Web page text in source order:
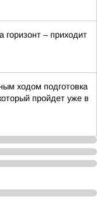
горизонт – приходит
ходом подготовка
пройдет уже в